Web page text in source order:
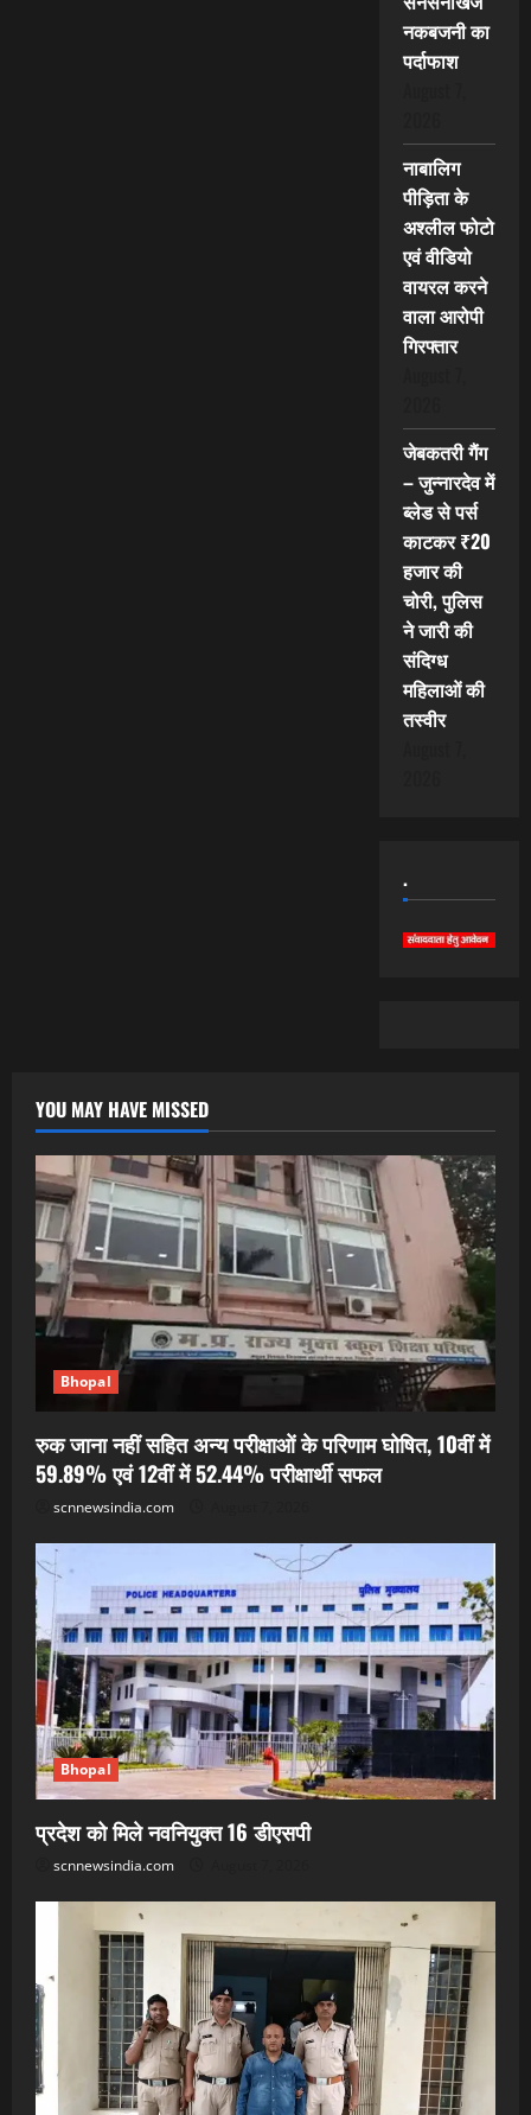
नकबजनी का
पर्दाफाश
नाबालिग
पीड़िता के
अश्लील फोटो
एवं वीडियो
वायरल करने
वाला आरोपी
गिरफ्तार
जेबकतरी गैंग
– जुन्नारदेव में
ब्लेड से पर्स
काटकर ₹20
हजार की
चोरी, पुलिस
ने जारी की
संदिग्ध
महिलाओं की
तस्वीर
.
YOU MAY HAVE MISSED
Bhopal
रुक जाना नहीं सहित अन्य परीक्षाओं के परिणाम घोषित, 10वीं में
59.89% एवं 12वीं में 52.44% परीक्षार्थी सफल
scnnewsindia.com
Bhopal
प्रदेश को मिले नवनियुक्त 16 डीएसपी
scnnewsindia.com